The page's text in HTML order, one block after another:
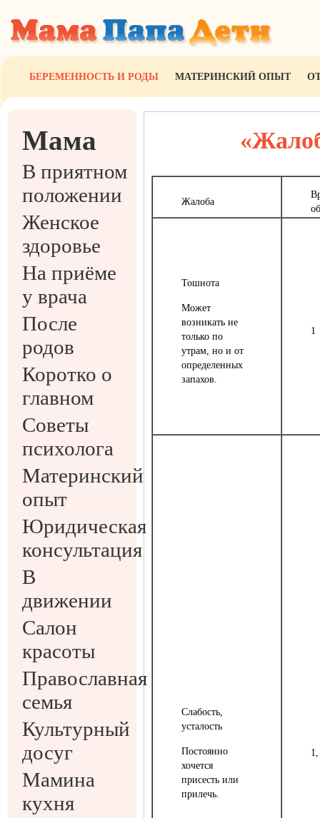
БЕРЕМЕННОСТЬ И РОДЫ МАТЕРИНСКИЙ ОПЫТ
Мама
В приятном
положении
Женское
здоровье
На приёме
у врача
После
родов
Коротко о
главном
Советы
психолога
Материнский
опыт
Юридическая
консультация
В
движении
Салон
красоты
Православная
семья
Культурный
досуг
Мамина
кухня
Жалоба
Тошнота
Может
возникать не
только по
утрам, но и от
определенных
запахов.
1
Слабость,
усталость
Постоянно
хочется
присесть или
прилечь.